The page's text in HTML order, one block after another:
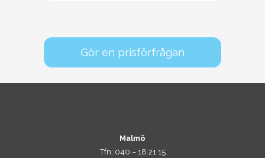
Gör en prisförfrågan
Malmö
Tfn: 040 – 18 21 15